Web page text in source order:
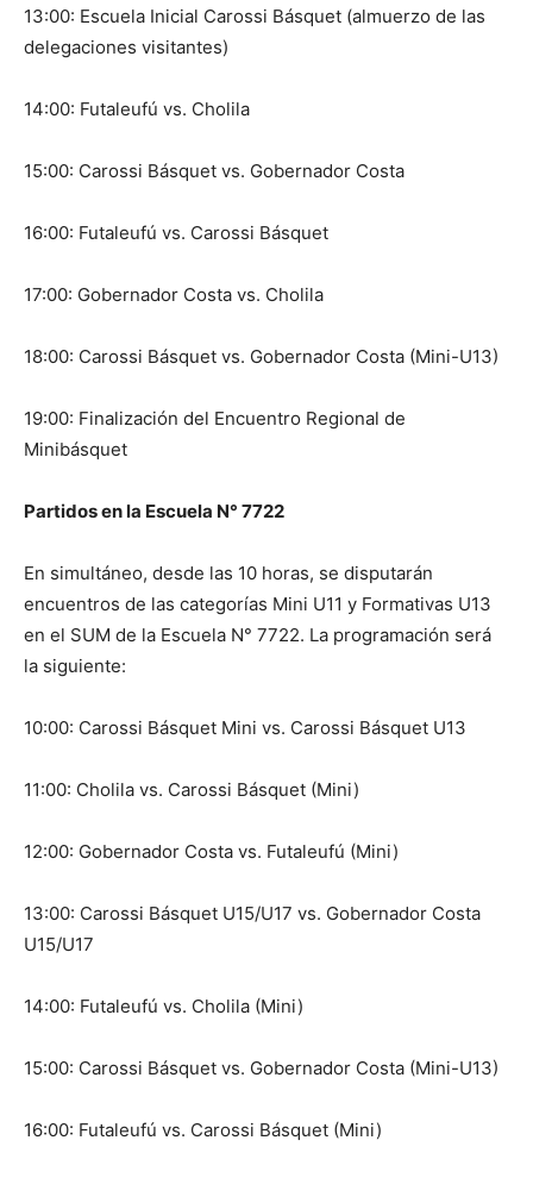
13:00: Escuela Inicial Carossi Básquet (almuerzo de las
delegaciones visitantes)
14:00: Futaleufú vs. Cholila
15:00: Carossi Básquet vs. Gobernador Costa
16:00: Futaleufú vs. Carossi Básquet
17:00: Gobernador Costa vs. Cholila
18:00: Carossi Básquet vs. Gobernador Costa (Mini-U13)
19:00: Finalización del Encuentro Regional de
Minibásquet
Partidos en la Escuela N° 7722
En simultáneo, desde las 10 horas, se disputarán
encuentros de las categorías Mini U11 y Formativas U13
en el SUM de la Escuela N° 7722. La programación será
la siguiente:
10:00: Carossi Básquet Mini vs. Carossi Básquet U13
11:00: Cholila vs. Carossi Básquet (Mini)
12:00: Gobernador Costa vs. Futaleufú (Mini)
13:00: Carossi Básquet U15/U17 vs. Gobernador Costa
U15/U17
14:00: Futaleufú vs. Cholila (Mini)
15:00: Carossi Básquet vs. Gobernador Costa (Mini-U13)
16:00: Futaleufú vs. Carossi Básquet (Mini)